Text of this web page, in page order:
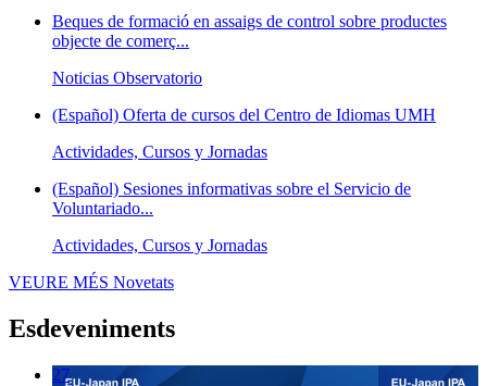
Beques de formació en assaigs de control sobre productes
objecte de comerç...
Noticias Observatorio
(Español) Oferta de cursos del Centro de Idiomas UMH
Actividades, Cursos y Jornadas
(Español) Sesiones informativas sobre el Servicio de
Voluntariado...
Actividades, Cursos y Jornadas
VEURE MÉS Novetats
Esdeveniments
27